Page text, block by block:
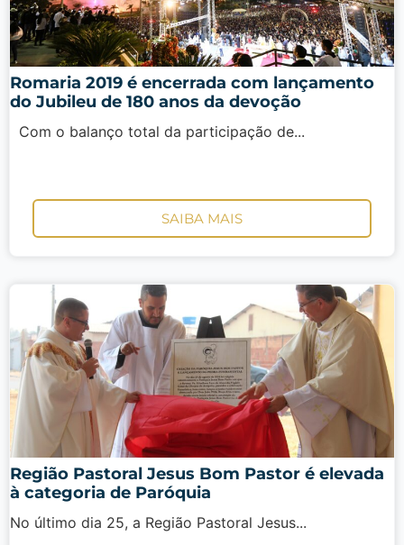
Romaria 2019 é encerrada com lançamento
do Jubileu de 180 anos da devoção
Com o balanço total da participação de...
SAIBA MAIS
Região Pastoral Jesus Bom Pastor é elevada
à categoria de Paróquia
No último dia 25, a Região Pastoral Jesus...